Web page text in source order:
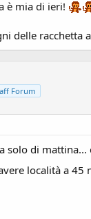
è mia di ieri!
delle racchetta
Forum
solo di mattina...
località a 45